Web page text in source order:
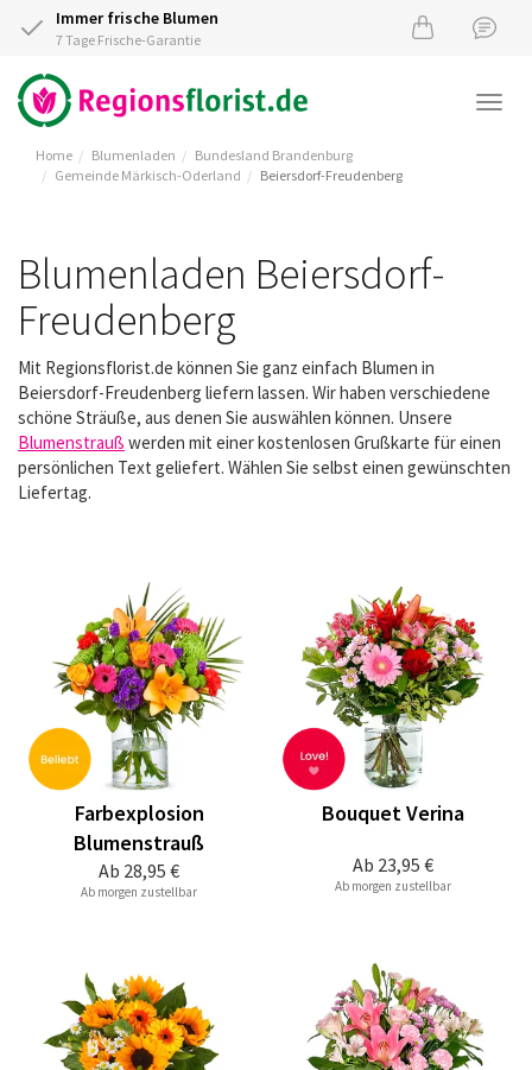
Immer frische Blumen
7 Tage Frische-Garantie
Home Blumenladen
Bundesland Brandenburg
Gemeinde Märkisch-Oderland
Beiersdorf-Freudenberg
Blumenladen Beiersdorf-
Freudenberg
Mit Regionsflorist.de können Sie ganz einfach Blumen in
Beiersdorf-Freudenberg liefern lassen. Wir haben verschiedene
schöne Sträuße, aus denen Sie auswählen können. Unsere
Blumenstrauß werden mit einer kostenlosen Grußkarte für einen
persönlichen Text geliefert. Wählen Sie selbst einen gewünschten
Liefertag.
Ab 28,95 €
Farbexplosion
Blumenstrauß
Ab morgen zustellbar
Ab 23,95 €
Bouquet Verina
Ab morgen zustellbar